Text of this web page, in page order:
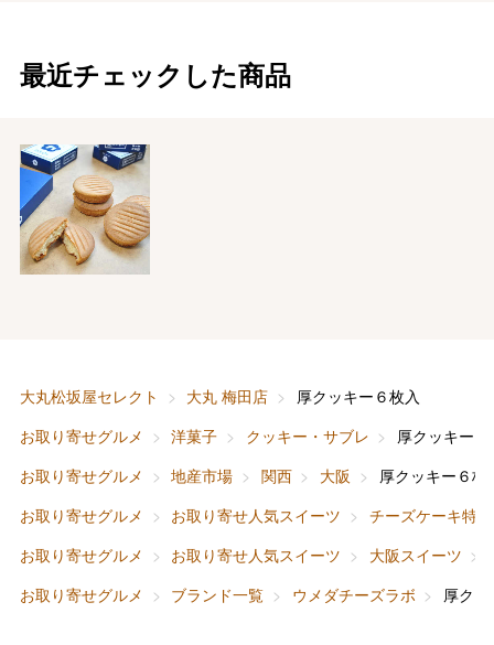
最近チェックした商品
大丸松坂屋セレクト 大丸 梅田店
厚クッキー６枚入
お取り寄せグルメ
洋菓子 クッキー・サブレ
厚クッキー
お取り寄せグルメ
地産市場 関西 大阪
厚クッキー６枚
お取り寄せグルメ
お取り寄せ人気スイーツ
チーズケーキ特集
お取り寄せグルメ
お取り寄せ人気スイーツ 大阪スイーツ
お取り寄せグルメ
ブランド一覧 ウメダチーズラボ 厚ク
ファッション
ホーム＆インテリア
ベビー＆キッズ
出産内祝い
結婚内祝い
お香典返し
快気祝い
母の日
父の日
お中元
敬老の日